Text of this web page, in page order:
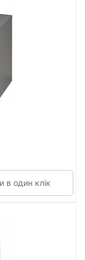
в один клік